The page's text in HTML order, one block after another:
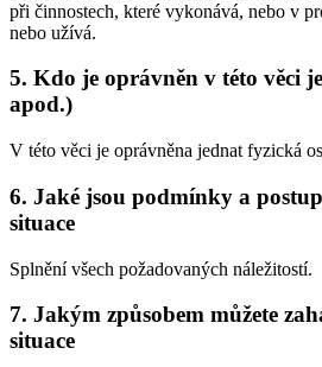
při činnostech, které vykonává, nebo v
nebo užívá.
5. Kdo je oprávněn v této věci
apod.)
V této věci je oprávněna jednat fyzická
6. Jaké jsou podmínky a
situace
Splnění všech požadovaných náležitostí.
7. Jakým způsobem můžete
situace